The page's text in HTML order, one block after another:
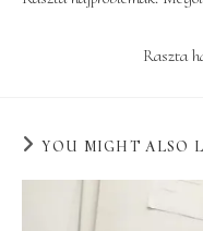
articles
Raszta
YOU MIGHT ALSO